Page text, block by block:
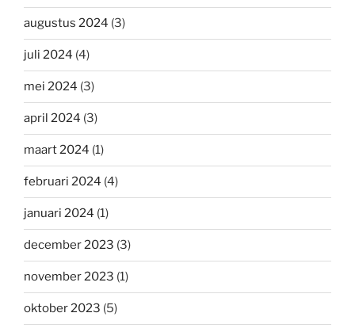
augustus 2024 (3)
juli 2024 (4)
mei 2024 (3)
april 2024 (3)
maart 2024 (1)
februari 2024 (4)
januari 2024 (1)
december 2023 (3)
november 2023 (1)
oktober 2023 (5)